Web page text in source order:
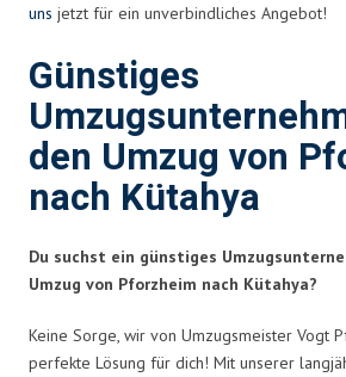
uns jetzt für ein unverbindliches Angebot!
Günstiges
den Umzug von
nach Kütahya
Du suchst ein günstiges
Umzug von Pforzheim nach Kütahya?
Keine Sorge, wir von Umzugsmeister Vogt
perfekte Lösung für dich! Mit unserer